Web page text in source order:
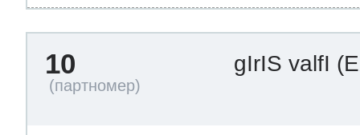
10 gIrIS valfI